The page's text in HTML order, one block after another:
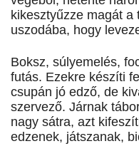
kikesztyűzze magát
uszodába, hogy
Boksz, súlyemelés,
futás. Ezekre készíti
csupán jó edző, de
szervező. Járnak
nagy sátra, azt
edzenek, játszanak,